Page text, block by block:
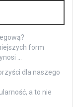
form
…
dla naszego
a to nie